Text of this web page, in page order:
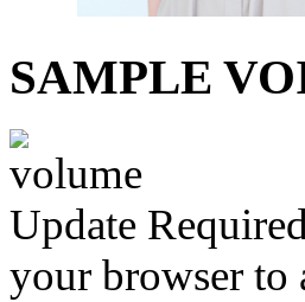
SAMPLE
Update
your browser to